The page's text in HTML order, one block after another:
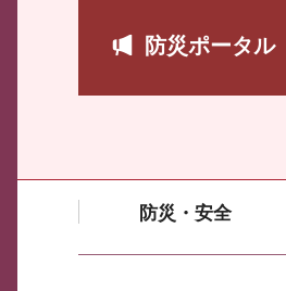
防災ポータル
防災・安全